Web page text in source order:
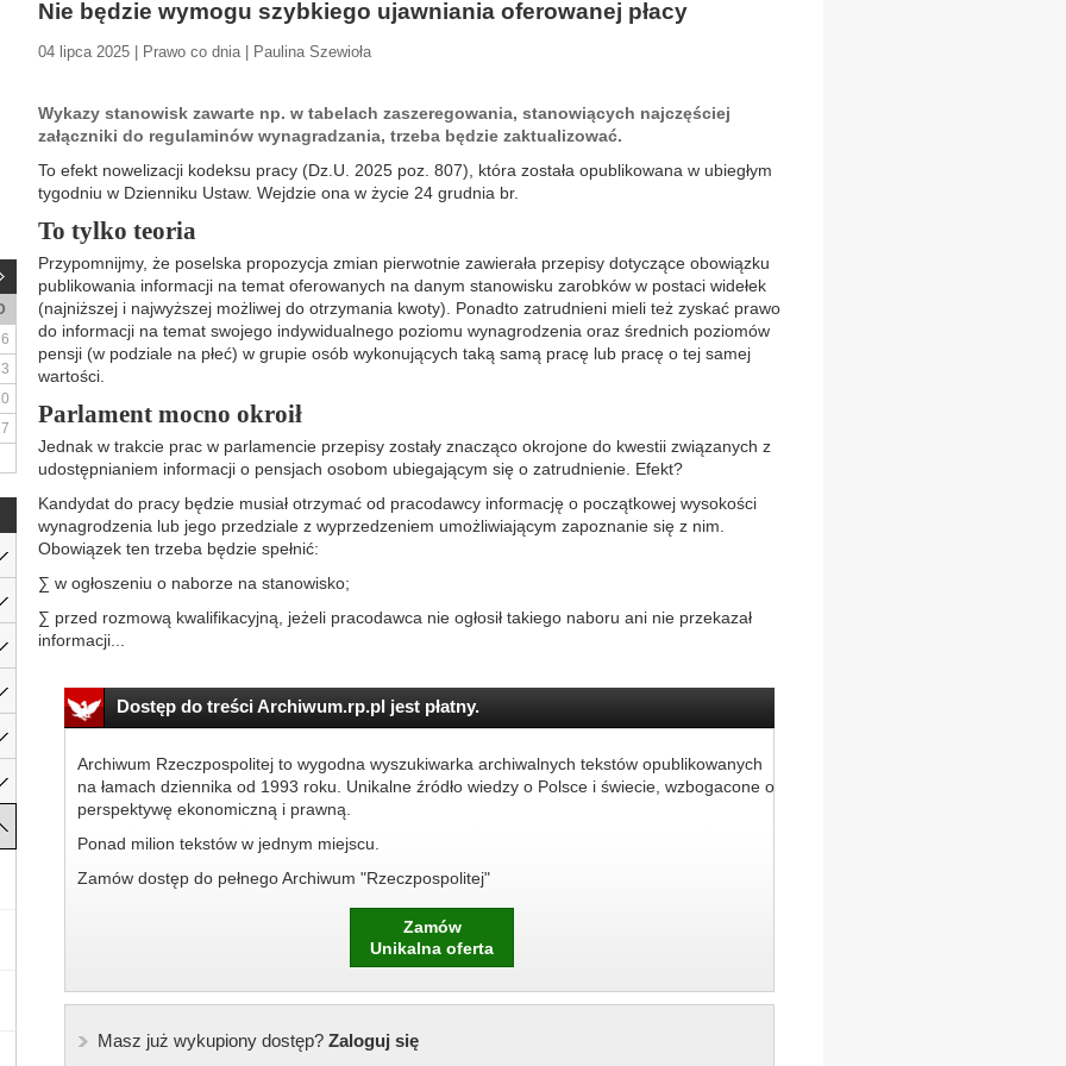
Nie będzie wymogu szybkiego ujawniania oferowanej płacy
04 lipca 2025 | Prawo co dnia | Paulina Szewioła
Wykazy stanowisk zawarte np. w tabelach zaszeregowania, stanowiących najczęściej
załączniki do regulaminów wynagradzania, trzeba będzie zaktualizować.
To efekt nowelizacji kodeksu pracy (Dz.U. 2025 poz. 807), która została opublikowana w ubiegłym
tygodniu w Dzienniku Ustaw. Wejdzie ona w życie 24 grudnia br.
To tylko teoria
Przypomnijmy, że poselska propozycja zmian pierwotnie zawierała przepisy dotyczące obowiązku
publikowania informacji na temat oferowanych na danym stanowisku zarobków w postaci widełek
(najniższej i najwyższej możliwej do otrzymania kwoty). Ponadto zatrudnieni mieli też zyskać prawo
do informacji na temat swojego indywidualnego poziomu wynagrodzenia oraz średnich poziomów
pensji (w podziale na płeć) w grupie osób wykonujących taką samą pracę lub pracę o tej samej
wartości.
Parlament mocno okroił
Jednak w trakcie prac w parlamencie przepisy zostały znacząco okrojone do kwestii związanych z
udostępnianiem informacji o pensjach osobom ubiegającym się o zatrudnienie. Efekt?
Kandydat do pracy będzie musiał otrzymać od pracodawcy informację o początkowej wysokości
wynagrodzenia lub jego przedziale z wyprzedzeniem umożliwiającym zapoznanie się z nim.
Obowiązek ten trzeba będzie spełnić:
∑ w ogłoszeniu o naborze na stanowisko;
∑ przed rozmową kwalifikacyjną, jeżeli pracodawca nie ogłosił takiego naboru ani nie przekazał
informacji...
Dostęp do treści Archiwum.rp.pl jest płatny.
Archiwum Rzeczpospolitej to wygodna wyszukiwarka archiwalnych tekstów opublikowanych
na łamach dziennika od 1993 roku. Unikalne źródło wiedzy o Polsce i świecie, wzbogacone o
perspektywę ekonomiczną i prawną.
Ponad milion tekstów w jednym miejscu.
Zamów dostęp do pełnego Archiwum "Rzeczpospolitej"
Zamów
Unikalna oferta
Masz już wykupiony dostęp?Zaloguj się
6